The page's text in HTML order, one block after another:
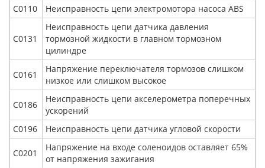
С0110 Неисправность цепи электромотора насоса ABS
С0131
Неисправность цепи датчика давления
тормозной жидкости в главном тормозном
цилиндре
С0161
Напряжение переключателя тормозов слишком
низкое или слишком высокое
С0186
Неисправность цепи акселерометра поперечных
ускорений
С0196
Неисправность цепи датчика угловой скорости
С0201
Напряжение на входе соленоидов оставляет 65%
от напряжения зажигания